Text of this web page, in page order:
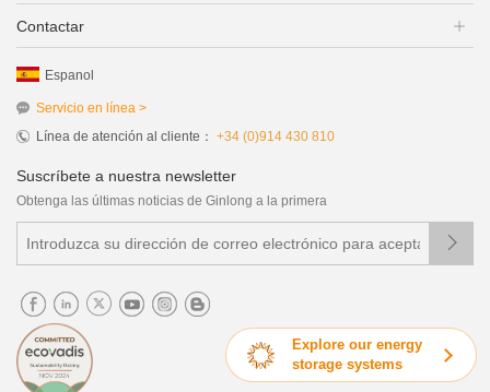
Explore our energy
storage systems
Contactar
Espanol
Servicio en línea >
Línea de atención al cliente： +34 (0)914 430 810
Suscríbete a nuestra newsletter
Obtenga las últimas noticias de Ginlong a la primera
